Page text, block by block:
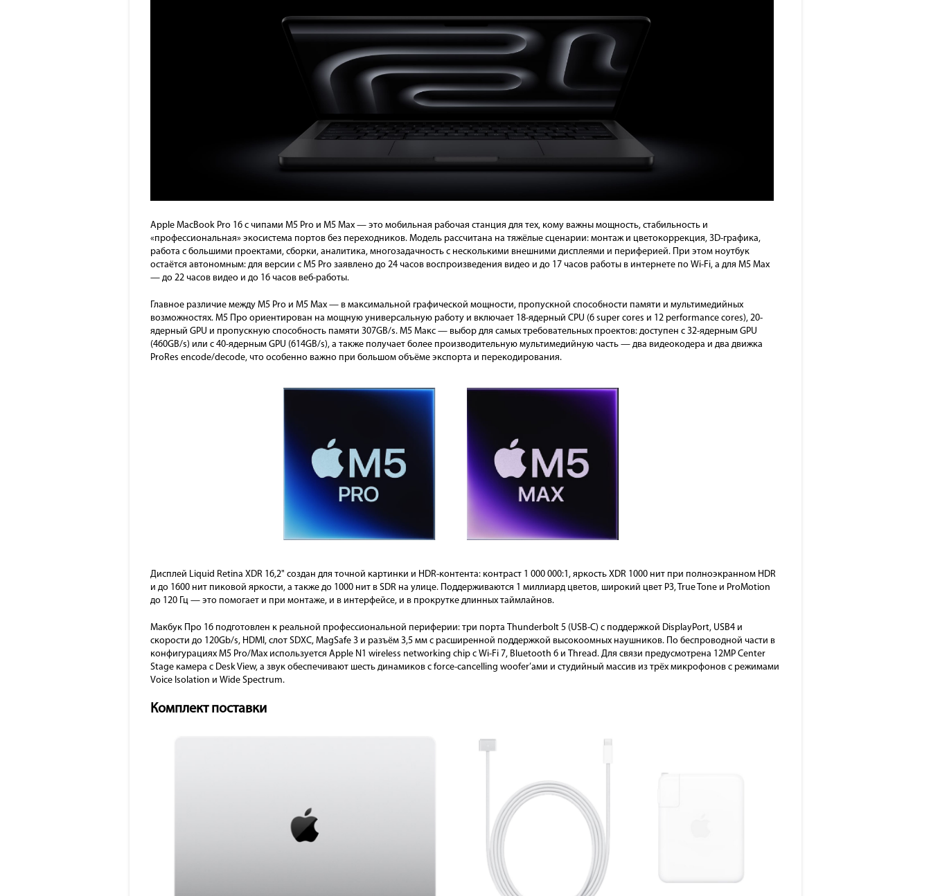
Apple MacBook Pro 16 с чипами M5 Pro и M5 Max — это мобильная рабочая станция для тех, кому важны мощность, стабильность и
«профессиональная» экосистема портов без переходников. Модель рассчитана на тяжёлые сценарии: монтаж и цветокоррекция, 3D-графика,
работа с большими проектами, сборки, аналитика, многозадачность с несколькими внешними дисплеями и периферией. При этом ноутбук
остаётся автономным: для версии с M5 Pro заявлено до 24 часов воспроизведения видео и до 17 часов работы в интернете по Wi-Fi, а для M5 Max
— до 22 часов видео и до 16 часов веб-работы.
Главное различие между M5 Pro и M5 Max — в максимальной графической мощности, пропускной способности памяти и мультимедийных
возможностях. М5 Про ориентирован на мощную универсальную работу и включает 18-ядерный CPU (6 super cores и 12 performance cores), 20-
ядерный GPU и пропускную способность памяти 307GB/s. М5 Макс — выбор для самых требовательных проектов: доступен с 32-ядерным GPU
(460GB/s) или с 40-ядерным GPU (614GB/s), а также получает более производительную мультимедийную часть — два видеокодера и два движка
ProRes encode/decode, что особенно важно при большом объёме экспорта и перекодирования.
Дисплей Liquid Retina XDR 16,2" создан для точной картинки и HDR-контента: контраст 1 000 000:1, яркость XDR 1000 нит при полноэкранном HDR
и до 1600 нит пиковой яркости, а также до 1000 нит в SDR на улице. Поддерживаются 1 миллиард цветов, широкий цвет P3, True Tone и ProMotion
до 120 Гц — это помогает и при монтаже, и в интерфейсе, и в прокрутке длинных таймлайнов.
Макбук Про 16 подготовлен к реальной профессиональной периферии: три порта Thunderbolt 5 (USB-C) с поддержкой DisplayPort, USB4 и
скорости до 120Gb/s, HDMI, слот SDXC, MagSafe 3 и разъём 3,5 мм с расширенной поддержкой высокоомных наушников. По беспроводной части в
конфигурациях M5 Pro/Max используется Apple N1 wireless networking chip с Wi-Fi 7, Bluetooth 6 и Thread. Для связи предусмотрена 12MP Center
Stage камера с Desk View, а звук обеспечивают шесть динамиков с force-cancelling woofer’ами и студийный массив из трёх микрофонов с режимами
Voice Isolation и Wide Spectrum.
Комплект поставки